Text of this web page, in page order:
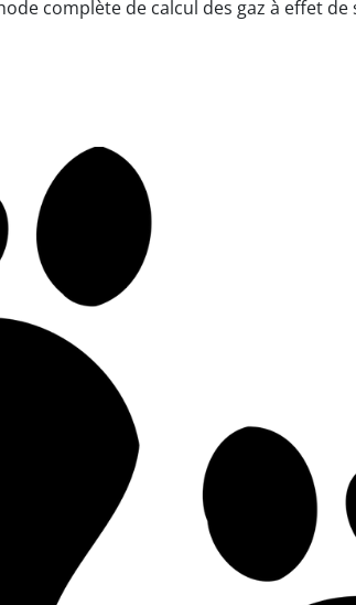
complète de calcul des gaz à effet